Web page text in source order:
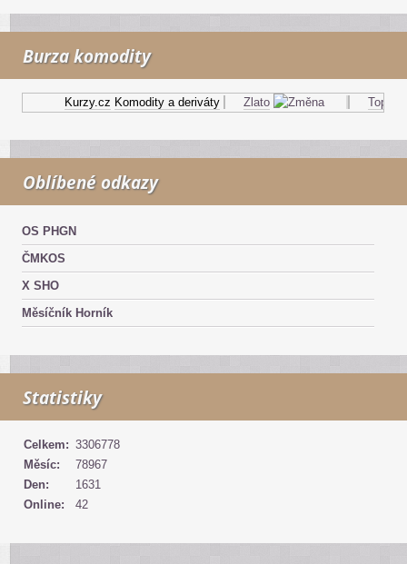
Burza komodity
Kurzy.cz Komodity a deriváty Zlato Topný
Oblíbené odkazy
OS PHGN
ČMKOS
X SHO
Měsíčník Horník
Statistiky
Online: 42
Celkem: 3306778
Měsíc:
78967
Den:
1631